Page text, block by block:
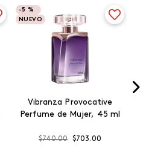
-5 %
NUEVO
Vibranza Provocative
Perfume de Mujer, 45 ml
$740.00 $703.00